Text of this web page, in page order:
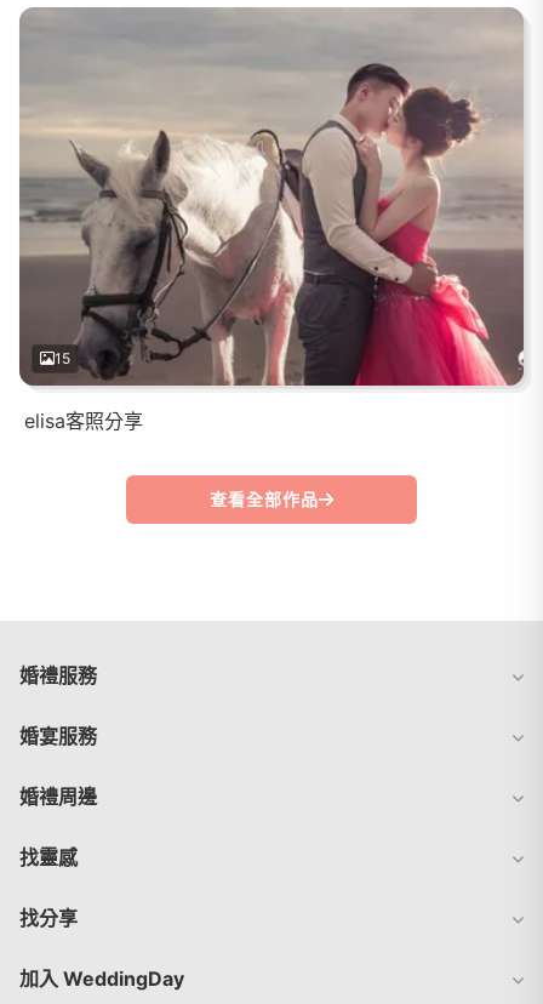
15
elisa客照分享
查看全部作品
婚禮服務
婚宴服務
婚禮周邊
找靈感
找分享
加入 WeddingDay